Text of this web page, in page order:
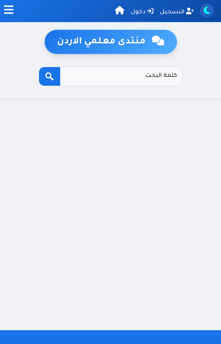
التسجيل دخول
منتدى معلمي الاردن